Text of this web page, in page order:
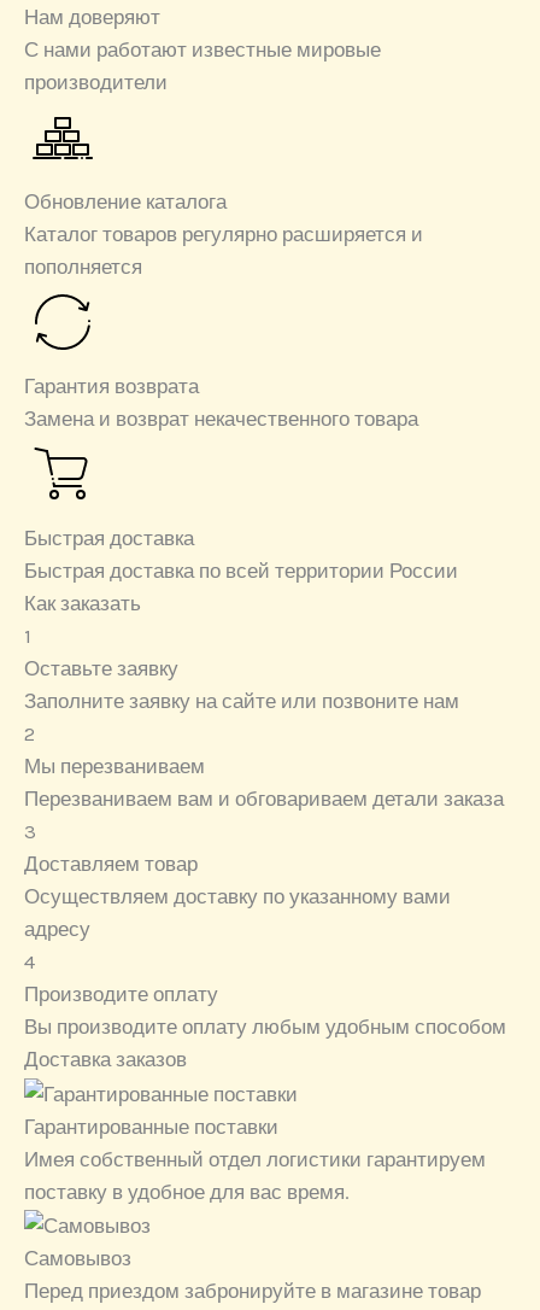
Нам доверяют
С нами работают известные мировые
производители
Обновление каталога
Каталог товаров регулярно расширяется и
пополняется
Гарантия возврата
Замена и возврат некачественного товара
Быстрая доставка
Быстрая доставка по всей территории России
Как заказать
1
Оставьте заявку
Заполните заявку на сайте или позвоните нам
2
Мы перезваниваем
Перезваниваем вам и обговариваем детали заказа
3
Доставляем товар
Осуществляем доставку по указанному вами
адресу
4
Производите оплату
Вы производите оплату любым удобным способом
Доставка заказов
Гарантированные поставки
Имея собственный отдел логистики гарантируем
поставку в удобное для вас время.
Самовывоз
Перед приездом забронируйте в магазине товар